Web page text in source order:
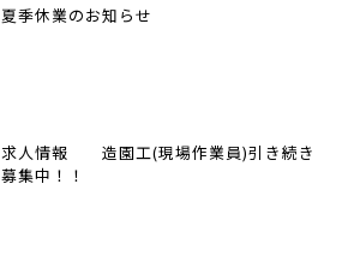
夏季休業のお知らせ
求人情報 造園工(現場作業員)引き続き
募集中！！